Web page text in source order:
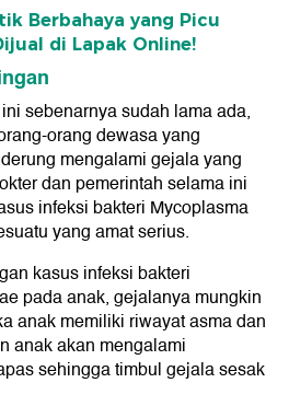
Berbahaya yang Picu
di Lapak Online!
sebenarnya sudah lama ada,
orang dewasa yang
mengalami gejala yang
dan pemerintah selama ini
infeksi bakteri Mycoplasma
yang amat serius.
kasus infeksi bakteri
pada anak, gejalanya mungkin
anak memiliki riwayat asma dan
anak akan mengalami
sehingga timbul gejala sesak